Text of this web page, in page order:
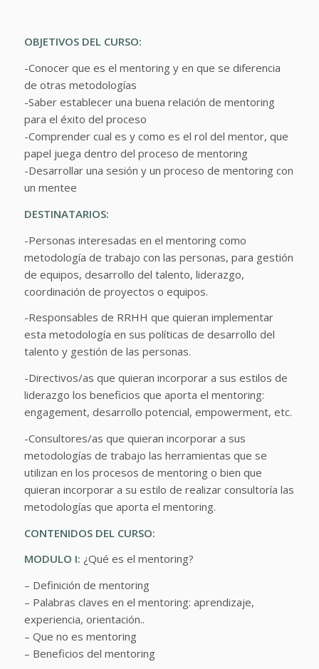
OBJETIVOS DEL CURSO:
-Conocer que es el mentoring y en que se diferencia
de otras metodologías
-Saber establecer una buena relación de mentoring
para el éxito del proceso
-Comprender cual es y como es el rol del mentor, que
papel juega dentro del proceso de mentoring
-Desarrollar una sesión y un proceso de mentoring con
un mentee
DESTINATARIOS:
-Personas interesadas en el mentoring como
metodología de trabajo con las personas, para gestión
de equipos, desarrollo del talento, liderazgo,
coordinación de proyectos o equipos.
-Responsables de RRHH que quieran implementar
esta metodología en sus políticas de desarrollo del
talento y gestión de las personas.
-Directivos/as que quieran incorporar a sus estilos de
liderazgo los beneficios que aporta el mentoring:
engagement, desarrollo potencial, empowerment, etc.
-Consultores/as que quieran incorporar a sus
metodologías de trabajo las herramientas que se
utilizan en los procesos de mentoring o bien que
quieran incorporar a su estilo de realizar consultoría las
metodologías que aporta el mentoring.
CONTENIDOS DEL CURSO:
MODULO I: ¿Qué es el mentoring?
– Definición de mentoring
– Palabras claves en el mentoring: aprendizaje,
experiencia, orientación..
– Que no es mentoring
– Beneficios del mentoring